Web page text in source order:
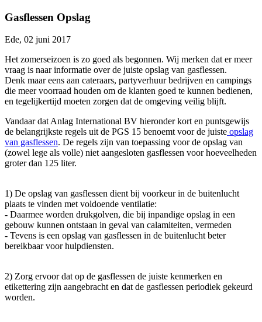
Gasflessen Opslag
Ede, 02 juni 2017
Het zomerseizoen is zo goed als begonnen. Wij merken dat er meer
vraag is naar informatie over de juiste opslag van gasflessen.
Denk maar eens aan cateraars, partyverhuur bedrijven en campings
die meer voorraad houden om de klanten goed te kunnen bedienen,
en tegelijkertijd moeten zorgen dat de omgeving veilig blijft.
Vandaar dat Anlag International BV hieronder kort en puntsgewijs
de belangrijkste regels uit de PGS 15 benoemt voor de juiste opslag
van gasflessen. De regels zijn van toepassing voor de opslag van
(zowel lege als volle) niet aangesloten gasflessen voor hoeveelheden
groter dan 125 liter.
1) De opslag van gasflessen dient bij voorkeur in de buitenlucht
plaats te vinden met voldoende ventilatie:
- Daarmee worden drukgolven, die bij inpandige opslag in een
gebouw kunnen ontstaan in geval van calamiteiten, vermeden
- Tevens is een opslag van gasflessen in de buitenlucht beter
bereikbaar voor hulpdiensten.
2) Zorg ervoor dat op de gasflessen de juiste kenmerken en
etikettering zijn aangebracht en dat de gasflessen periodiek gekeurd
worden.